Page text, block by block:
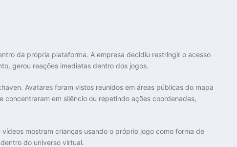
da própria plataforma. A empresa decidiu restringir o acesso
gerou reações imediatas dentro dos jogos.
Avatares foram vistos reunidos em áreas públicas do mapa
em silêncio ou repetindo ações coordenadas,
mostram crianças usando o próprio jogo como forma de
do universo virtual.